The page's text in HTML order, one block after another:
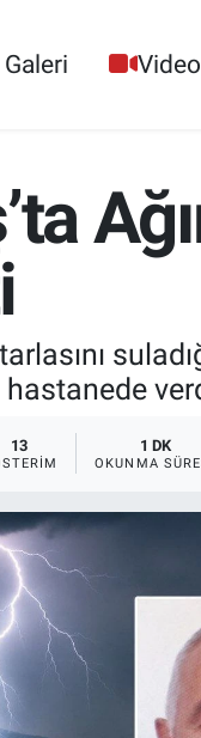
13 1 DK
OKUNMA